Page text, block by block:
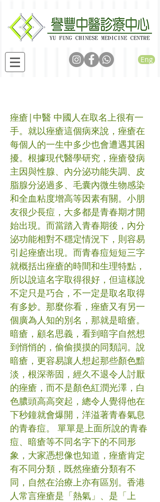
Eng
痤瘡|中醫 中國人在取名上很有一
手。就以痤瘡這個病來說，痤瘡在
每個人的一生中多少也會遭遇其困
擾。根據現代醫學研究，痤瘡發病
主因與性腺、內分泌功能失調、皮
脂腺分泌過多、毛囊內微生物感染
和全血粘度增高等因素有關。小朋
友很少長痘，大多都是青春期才開
始出現。而當踏入青春期後，內分
泌功能相對不穩定情況下，則容易
引起痤瘡出現。而青春痘短短三字
就概括出痤瘡的時間和生理特點，
所以說這名字取得很好，但這樣說
不定只是巧合，不一定是取名取得
有多妙。那麼你看，痤瘡又有另一
個廣為人知的別名，那就是暗瘡。
暗瘡，顧名思義，看到暗字自然想
到悄悄的，偷偷摸摸的同類詞。說
暗瘡，更容易讓人想起那些顏色黯
淡，根深蒂固，經久不退令人討厭
的痤瘡，而不是顏色紅潤光澤，白
色膿頭高高突起，總令人覺得他在
下秒鐘就會爆開，洋溢著青春氣息
的青春痘。 單單是上面所說的青春
痘、暗瘡等不同名字下的不同形
象，大家憑想像也知道，痤瘡肯定
有不同分類，既然痤瘡分類有不
同，自然在治療上亦有區別。香港
人常言痤瘡是「熱氣」、是「上